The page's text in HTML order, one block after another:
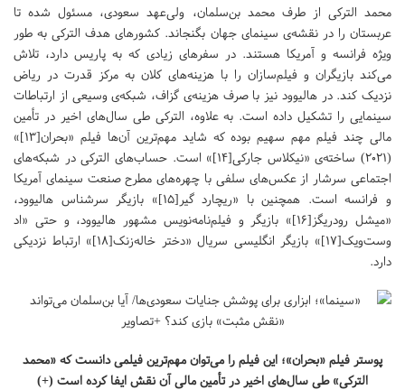
محمد الترکی از طرف محمد بن‌سلمان، ولی‌عهد سعودی، مسئول شده تا
عربستان را در نقشه‌ی سینمای جهان بگنجاند. کشورهای هدف الترکی به طور
ویژه فرانسه و آمریکا هستند. در سفرهای زیادی که به پاریس دارد، تلاش
می‌کند بازیگران و فیلم‌سازان را با هزینه‌های کلان به مرکز قدرت در ریاض
نزدیک کند. در هالیوود نیز با صرف هزینه‌ی گزاف، شبکه‌ی وسیعی از ارتباطات
سینمایی را تشکیل داده است. به علاوه، الترکی طی سال‌های اخیر در تأمین
مالی چند فیلم مهم سهیم بوده که شاید مهم‌ترین آن‌ها فیلم «بحران[۱۳]»
(۲۰۲۱) ساخته‌ی «نیکلاس جارکی[۱۴]» است. حساب‌های الترکی در شبکه‌های
اجتماعی سرشار از عکس‌های سلفی با چهره‌های مطرح صنعت سینمای آمریکا
و فرانسه است. همچنین با «ریچارد گیر[۱۵]» بازیگر سرشناس هالیوود،
«میشل رودریگز[۱۶]» بازیگر و فیلم‌نامه‌نویس مشهور هالیوود، و حتی «اد
وست‌ویک[۱۷]» بازیگر انگلیسی سریال «دختر خاله‌زنک[۱۸]» ارتباط نزدیکی
دارد.
پوستر فیلم «بحران»؛ این فیلم را می‌توان مهم‌ترین فیلمی دانست که «محمد
الترکی» طی سال‌های اخیر در تأمین مالی آن نقش ایفا کرده است (+)